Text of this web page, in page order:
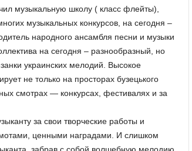
музыкальную школу ( класс флейты),
музыкальных конкурсов, на сегодня –
народного ансамбля песни и музыки
на сегодня – разнообразный, но
украинских мелодий. Высокое
не только на просторах бузецького
смотрах — конкурсах, фестивалях и за
за свои творческие работы и
ценными наградами. И слишком